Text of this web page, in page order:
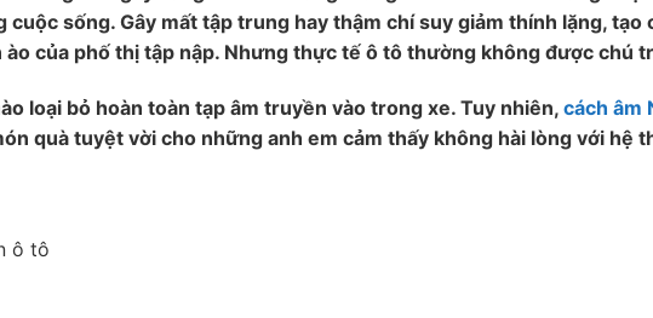
sống. Gây mất tập trung hay thậm chí suy giảm thính lặng,
ào của phố thị tập nập. Nhưng thực tế ô tô thường không được chú
loại bỏ hoàn toàn tạp âm truyền vào trong xe. Tuy nhiên, cách âm
quà tuyệt vời cho những anh em cảm thấy không hài lòng với hệ
ô tô